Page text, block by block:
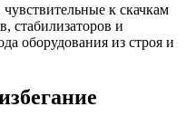
к скачкам
стабилизаторов и
оборудования из строя и